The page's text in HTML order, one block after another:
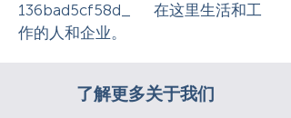
136bad5cf58d_ 在这里生活和工
作的人和企业。
了解更多关于我们